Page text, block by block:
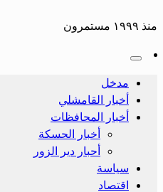
منذ ١٩٩٩ مستمرون
مدخل
أخبار القامشلي
أخبار المحافظات
أخبار الحسكة
أحبار دير الزور
سياسة
اقتصاد